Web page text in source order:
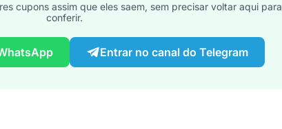
cupons assim que eles saem, sem precisar voltar aqui para
conferir.
Entrar no canal do Telegram